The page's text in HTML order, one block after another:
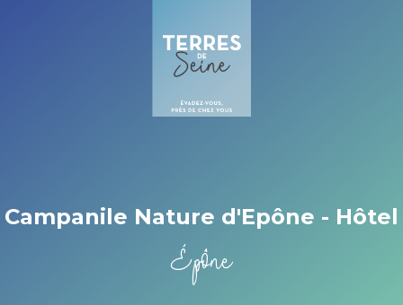
Campanile Nature d'Epône - Hôtel
Épône